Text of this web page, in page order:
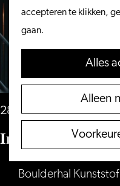
accepteren te klikken,
gaan.
Alles
Alleen
homepage
28 augustus, 25
Intro avond
Boulderhal Kunststof